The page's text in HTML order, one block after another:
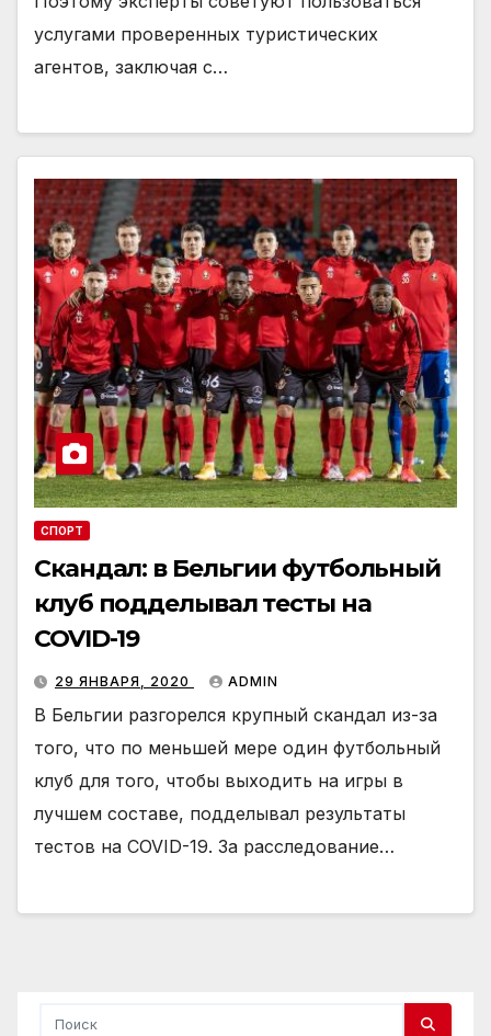
услугами проверенных туристических
агентов, заключая с…
СПОРТ
Скандал: в Бельгии футбольный
клуб подделывал тесты на
COVID-19
29 ЯНВАРЯ, 2020 ADMIN
В Бельгии разгорелся крупный скандал из-за
того, что по меньшей мере один футбольный
клуб для того, чтобы выходить на игры в
лучшем составе, подделывал результаты
тестов на COVID-19. За расследование…